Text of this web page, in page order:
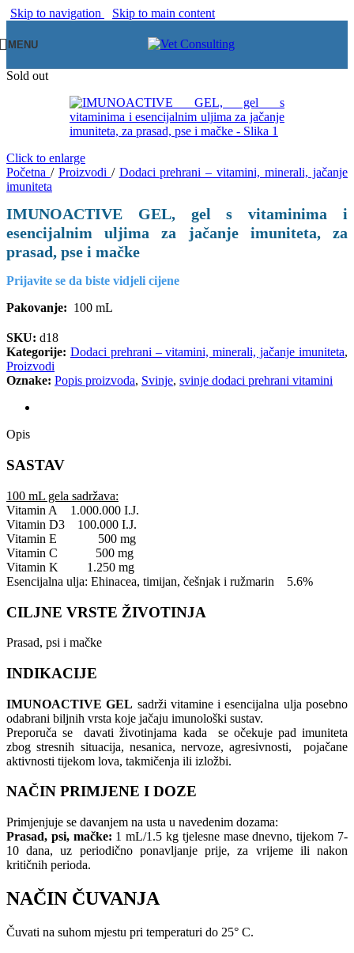
Skip to navigation Skip to main content
MENU
Sold out
Click to enlarge
Početna / Proizvodi / Dodaci prehrani – vitamini, minerali, jačanje
imuniteta
IMUNOACTIVE GEL, gel s vitaminima i
esencijalnim uljima za jačanje imuniteta, za
prasad, pse i mačke
Prijavite se da biste vidjeli cijene
Pakovanje: 100 mL
SKU: d18
Kategorije: Dodaci prehrani – vitamini, minerali, jačanje imuniteta,
Proizvodi
Oznake: Popis proizvoda, Svinje, svinje dodaci prehrani vitamini
Opis
SASTAV
100 mL gela sadržava:
Vitamin A 1.000.000 I.J.
Vitamin D3 100.000 I.J.
Vitamin E 500 mg
Vitamin C 500 mg
Vitamin K 1.250 mg
Esencijalna ulja: Ehinacea, timijan, češnjak i ružmarin 5.6%
CILJNE VRSTE ŽIVOTINJA
Prasad, psi i mačke
INDIKACIJE
IMUNOACTIVE GEL sadrži vitamine i esencijalna ulja posebno
odabrani biljnih vrsta koje jačaju imunološki sustav.
Preporuča se davati životinjama kada se očekuje pad imuniteta
zbog stresnih situacija, nesanica, nervoze, agresivnosti, pojačane
aktivnosti tijekom lova, takmičenja ili izložbi.
NAČIN PRIMJENE I DOZE
Primjenjuje se davanjem na usta u navedenim dozama:
Prasad, psi, mačke: 1 mL/1.5 kg tjelesne mase dnevno, tijekom 7-
10 dana, uz periodično ponavljanje prije, za vrijeme ili nakon
kritičnih perioda.
NAČIN ČUVANJA
Čuvati na suhom mjestu pri temperaturi do 25° C.